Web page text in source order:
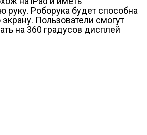
руку. Роборука будет способна
Пользователи смогут
на 360 градусов дисплей